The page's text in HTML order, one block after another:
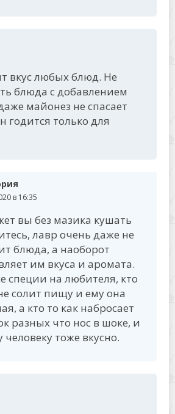
вкус любых блюд. Не
блюда с добавлением
майонез не спасает
годится только для
в 16:35
вы без мазика кушать
лавр очень даже не
блюда, а наоборот
им вкуса и аромата.
специи на любителя, кто
солит пищу и ему она
а кто то как набросает
разных что нос в шоке, и
человеку тоже вкусно.